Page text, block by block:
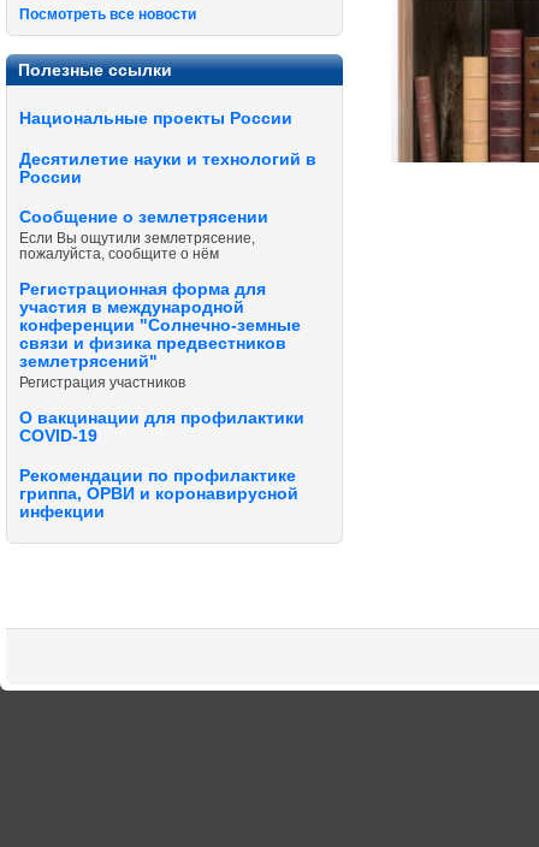
Посмотреть все новости
Полезные ссылки
Национальные проекты России
Десятилетие науки и технологий в
России
Сообщение о землетрясении
Если Вы ощутили землетрясение,
пожалуйста, сообщите о нём
Регистрационная форма для
участия в международной
конференции "Солнечно-земные
связи и физика предвестников
землетрясений"
Регистрация участников
О вакцинации для профилактики
COVID-19
Рекомендации по профилактике
гриппа, ОРВИ и коронавирусной
инфекции